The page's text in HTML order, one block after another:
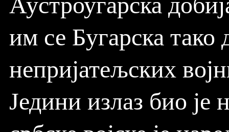
им се Бугарска
непријатељских
Једини излаз био је